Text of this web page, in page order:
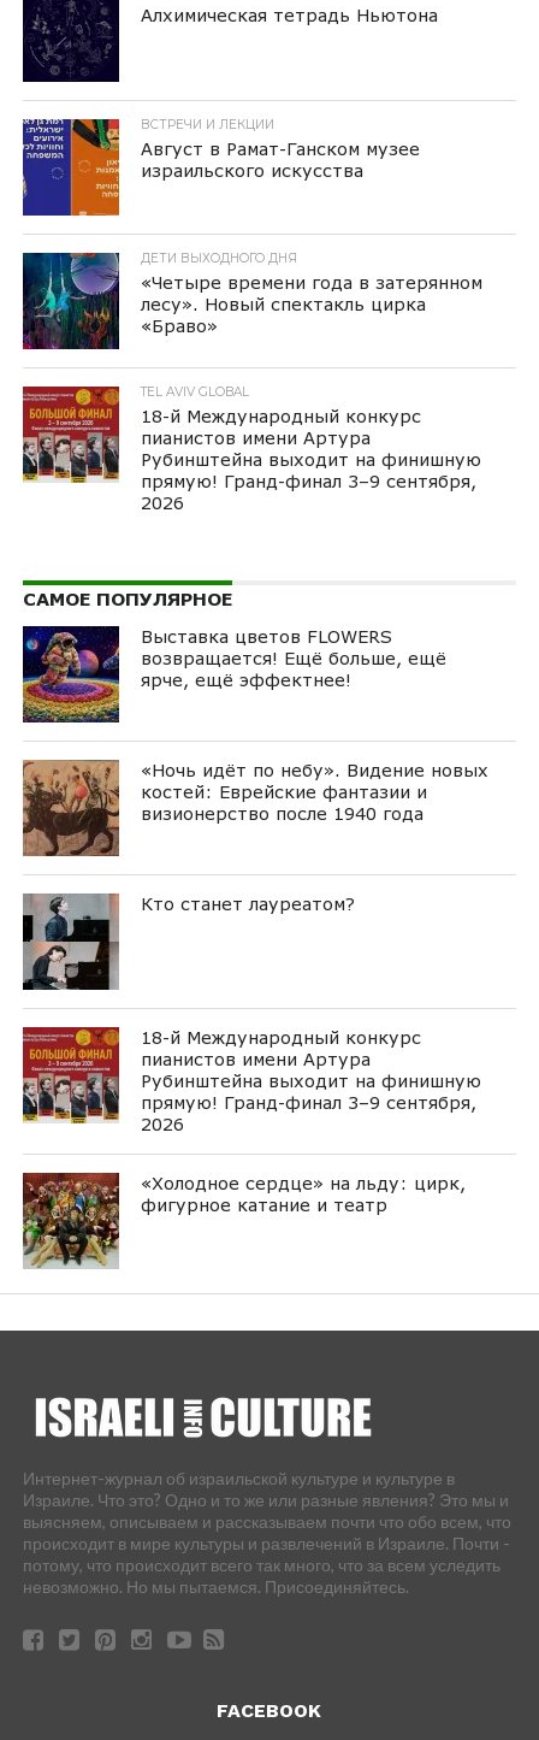
Алхимическая тетрадь Ньютона
ВСТРЕЧИ И ЛЕКЦИИ
Август в Рамат-Ганском музее
израильского искусства
ДЕТИ ВЫХОДНОГО ДНЯ
«Четыре времени года в затерянном
лесу». Новый спектакль цирка
«Браво»
TEL AVIV GLOBAL
18-й Международный конкурс
пианистов имени Артура
Рубинштейна выходит на финишную
прямую! Гранд-финал 3–9 сентября,
2026
САМОЕ ПОПУЛЯРНОЕ
Выставка цветов FLOWERS
возвращается! Ещё больше, ещё
ярче, ещё эффектнее!
«Ночь идёт по небу». Видение новых
костей: Еврейские фантазии и
визионерство после 1940 года
Кто станет лауреатом?
18-й Международный конкурс
пианистов имени Артура
Рубинштейна выходит на финишную
прямую! Гранд-финал 3–9 сентября,
2026
«Холодное сердце» на льду: цирк,
фигурное катание и театр
Интернет-журнал об израильской культуре и культуре в
Израиле. Что это? Одно и то же или разные явления? Это мы и
выясняем, описываем и рассказываем почти что обо всем, что
происходит в мире культуры и развлечений в Израиле. Почти -
потому, что происходит всего так много, что за всем уследить
невозможно. Но мы пытаемся. Присоединяйтесь.
FACEBOOK